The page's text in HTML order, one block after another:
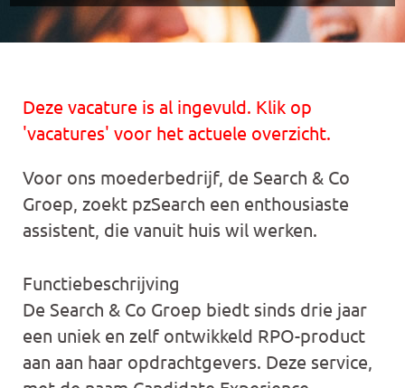
Deze vacature is al ingevuld. Klik op
'vacatures' voor het actuele overzicht.
Voor ons moederbedrijf, de Search & Co
Groep, zoekt pzSearch een enthousiaste
assistent, die vanuit huis wil werken.
Functiebeschrijving
De Search & Co Groep biedt sinds drie jaar
een uniek en zelf ontwikkeld RPO-product
aan aan haar opdrachtgevers. Deze service,